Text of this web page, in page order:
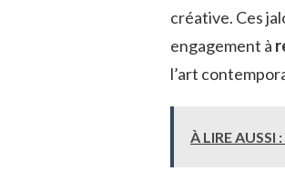
créative. Ces
engagement à
l’art
À LIRE AUSSI :